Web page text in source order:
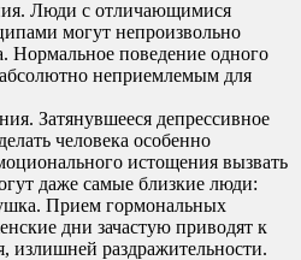
Люди с отличающимися
могут непроизвольно
Нормальное поведение одного
неприемлемым для
Затянувшееся депрессивное
человека особенно
истощения вызвать
даже самые близкие люди:
Прием гормональных
дни зачастую приводят к
излишней раздражительности.